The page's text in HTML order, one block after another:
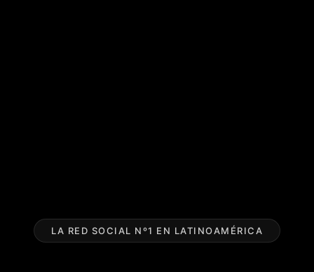
LA RED SOCIAL Nº1 EN LATINOAMÉRICA